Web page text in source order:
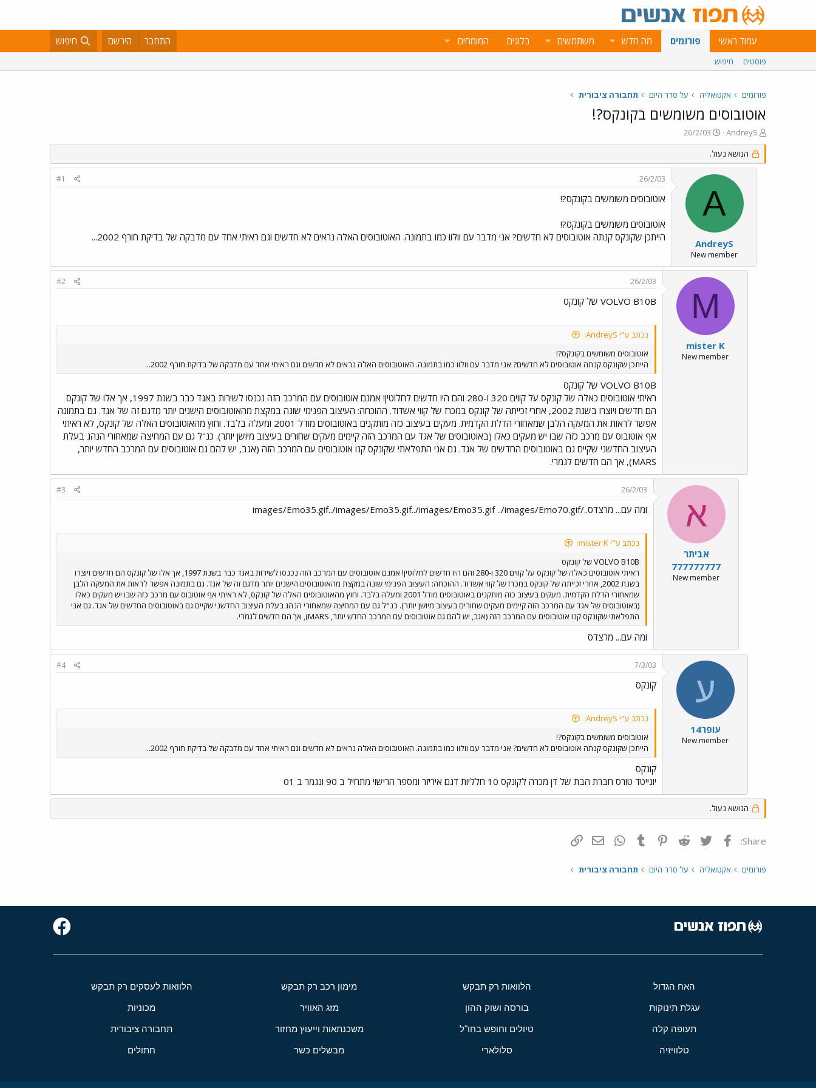
עמוד ראשי פורומים מה חדש משתמשים בלוגים המומחים התחבר הירשם חיפוש
פוסטים חיפוש
פורומים אקטואליה על סדר היום תחבורה ציבורית
אוטובוסים משומשים בקונקס?!
פ
ו
ת
ח
AndreyS
פ
ו
ר
ס
ם
ת
א
י
ך
26/2/03
הנושא נעול.
A
AndreyS
New member
26/2/03
#1
אוטובוסים משומשים בקונקס?!
אוטובוסים משומשים בקונקס?!
הייתכן שקונקס קנתה אוטובוסים לא חדשים? אני מדבר עם וולוו כמו בתמונה. האוטובוסים האלה נראים לא חדשים וגם ראיתי אחד עם מדבקה של בדיקת חורף 2002...
M
mister K
New member
26/2/03
#2
VOLVO B10B של קונקס
נכתב ע"י AndreyS:
אוטובוסים משומשים בקונקס?!
הייתכן שקונקס קנתה אוטובוסים לא חדשים? אני מדבר עם וולוו כמו בתמונה. האוטובוסים האלה נראים לא חדשים וגם ראיתי אחד עם מדבקה של בדיקת חורף 2002...
VOLVO B10B של קונקס
ראיתי אוטובוסים כאלה של קונקס על קווים 320 ו-280 והם היו חדשים לחלוטין! אמנם אוטובוסים עם המרכב הזה נכנסו לשירות באגד כבר בשנת 1997, אך אלו של קונקס
הם חדשים ויוצרו בשנת 2002, אחרי זכייתה של קונקס במכרז של קווי אשדוד. ההוכחה: העיצוב הפנימי שונה במקצת מהאוטובוסים הישנים יותר מדגם זה של אגד. גם בתמונה
אפשר לראות את המעקה הלבן שמאחורי הדלת הקדמית. מעקים בעיצוב כזה מותקנים באוטובוסים מודל 2001 ומעלה בלבד. וחוץ מהאוטובוסים האלה של קונקס, לא ראיתי
אף אוטובוס עם מרכב כזה שבו יש מעקים כאלו (באוטובוסים של אגד עם המרכב הזה קיימים מעקים שחורים בעיצוב מיושן יותר). כנ"ל גם עם המחיצה שמאחורי הנהג בעלת
העיצוב החדשני שקיים גם באוטובוסים החדשים של אגד. גם אני התפלאתי שקונקס קנו אוטובוסים עם המרכב הזה (אגב, יש להם גם אוטובוסים עם המרכב החדש יותר,
MARS), אך הם חדשים לגמרי.
א
אביתר
777777777
New member
26/2/03
#3
ומה עם... מרצדס../images/Emo35.gif../images/Emo35.gif../images/Emo35.gif ../images/Emo70.gif
נכתב ע"י mister K:
VOLVO B10B של קונקס
ראיתי אוטובוסים כאלה של קונקס על קווים 320 ו-280 והם היו חדשים לחלוטין! אמנם אוטובוסים עם המרכב הזה נכנסו לשירות באגד כבר בשנת 1997, אך אלו של קונקס הם חדשים ויוצרו
בשנת 2002, אחרי זכייתה של קונקס במכרז של קווי אשדוד. ההוכחה: העיצוב הפנימי שונה במקצת מהאוטובוסים הישנים יותר מדגם זה של אגד. גם בתמונה אפשר לראות את המעקה הלבן
שמאחורי הדלת הקדמית. מעקים בעיצוב כזה מותקנים באוטובוסים מודל 2001 ומעלה בלבד. וחוץ מהאוטובוסים האלה של קונקס, לא ראיתי אף אוטובוס עם מרכב כזה שבו יש מעקים כאלו
(באוטובוסים של אגד עם המרכב הזה קיימים מעקים שחורים בעיצוב מיושן יותר). כנ"ל גם עם המחיצה שמאחורי הנהג בעלת העיצוב החדשני שקיים גם באוטובוסים החדשים של אגד. גם אני
התפלאתי שקונקס קנו אוטובוסים עם המרכב הזה (אגב, יש להם גם אוטובוסים עם המרכב החדש יותר, MARS), אך הם חדשים לגמרי.
ומה עם... מרצדס
ע
עופר14
New member
7/3/03
#4
קונקס
נכתב ע"י AndreyS:
אוטובוסים משומשים בקונקס?!
הייתכן שקונקס קנתה אוטובוסים לא חדשים? אני מדבר עם וולוו כמו בתמונה. האוטובוסים האלה נראים לא חדשים וגם ראיתי אחד עם מדבקה של בדיקת חורף 2002...
קונקס
יונייטד טורס חברת הבת של דן מכרה לקונקס 10 חלליות דגם איריזר ומספר הרישוי מתחיל ב 90 ונגמר ב 01
הנושא נעול.
Share: פייסבוק Twitter
Reddit
Pinterest
Tumblr
WhatsAppדואר אלקטרוני
פורומים אקטואליה על סדר היום תחבורה ציבורית
האח הגדול הלוואות רק תבקש מימון רכב רק תבקש הלוואות לעסקים רק תבקש
עגלת תינוקות בורסה ושוק ההון מזג האוויר מכוניות
תעופה קלה טיולים וחופש בחו"ל משכנתאות וייעוץ מחזור תחבורה ציבורית
טלוויזיה סלולארי מבשלים כשר חתולים